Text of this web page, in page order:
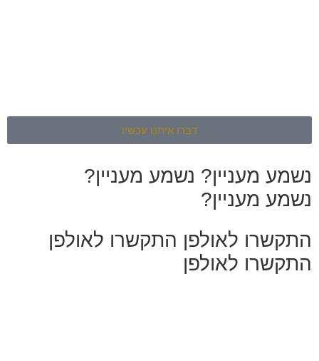
דברו איתנו עכשיו
נשמע מעניין? נשמע מעניין?
נשמע מעניין?
התקשרו לאולפן התקשרו לאולפן
התקשרו לאולפן